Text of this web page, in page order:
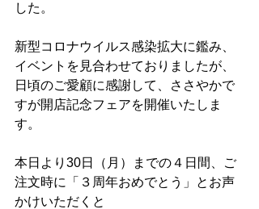
した。
新型コロナウイルス感染拡大に鑑み、
イベントを見合わせておりましたが、
日頃のご愛顧に感謝して、ささやかで
すが開店記念フェアを開催いたしま
す。
本日より30日（月）までの４日間、ご
注文時に「３周年おめでとう」とお声
かけいただくと